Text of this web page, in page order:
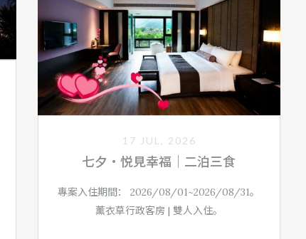
療癒旅程。
了解更多
七夕‧悦見幸福｜二泊三食
專案入住期間： 2026/08/01~2026/08/31。
薰衣草行政客房 | 雙人入住。
17 JUL, 2026